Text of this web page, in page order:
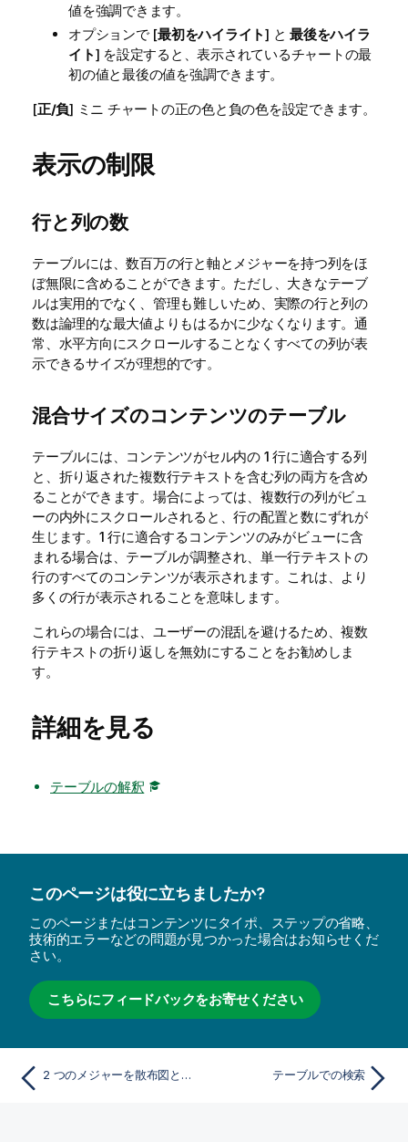
値を強調できます。
オプションで [最初をハイライト] と 最後をハイラ
イト] を設定すると、表示されているチャートの最
初の値と最後の値を強調できます。
[正/負] ミニ チャートの正の色と負の色を設定できます。
表示の制限
行と列の数
テーブルには、数百万の行と軸とメジャーを持つ列をほ
ぼ無限に含めることができます。ただし、大きなテーブ
ルは実用的でなく、管理も難しいため、実際の行と列の
数は論理的な最大値よりもはるかに少なくなります。通
常、水平方向にスクロールすることなくすべての列が表
示できるサイズが理想的です。
混合サイズのコンテンツのテーブル
テーブルには、コンテンツがセル内の 1 行に適合する列
と、折り返された複数行テキストを含む列の両方を含め
ることができます。場合によっては、複数行の列がビュ
ーの内外にスクロールされると、行の配置と数にずれが
生じます。1 行に適合するコンテンツのみがビューに含
まれる場合は、テーブルが調整され、単一行テキストの
行のすべてのコンテンツが表示されます。これは、より
多くの行が表示されることを意味します。
これらの場合には、ユーザーの混乱を避けるため、複数
行テキストの折り返しを無効にすることをお勧めしま
す。
詳細を見る
テーブルの解釈
このページは役に立ちましたか?
このページまたはコンテンツにタイポ、ステップの省略、
技術的エラーなどの問題が見つかった場合はお知らせくだ
さい。
こちらにフィードバックをお寄せください
2 つのメジャーを散布図と相関させて外れ値を見つける テーブルでの検索